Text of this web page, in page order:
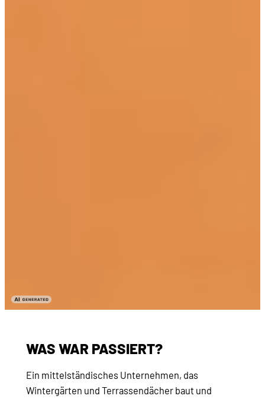
WAS WAR PASSIERT?
Ein mittelständisches Unternehmen, das
Wintergärten und Terrassendächer baut und